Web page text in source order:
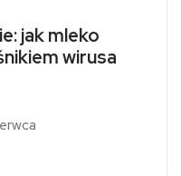
jak mleko
wirusa